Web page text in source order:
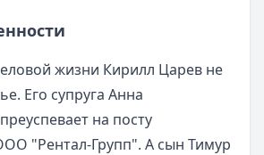
жизни Кирилл Царев не
Его супруга Анна
на посту
"Рентал-Групп". А сын Тимур